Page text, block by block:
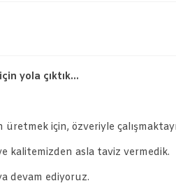
yola çıktık…
için, özveriyle
kalitemizden asla taviz vermedik.
devam ediyoruz.